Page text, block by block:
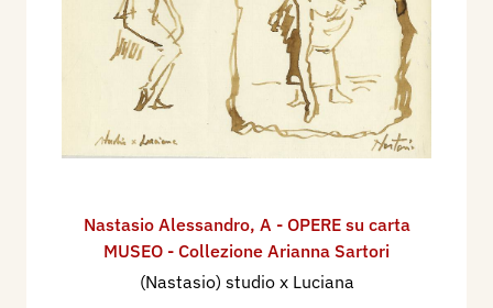
Nastasio Alessandro, A - OPERE su carta
MUSEO - Collezione Arianna Sartori
(Nastasio) studio x Luciana